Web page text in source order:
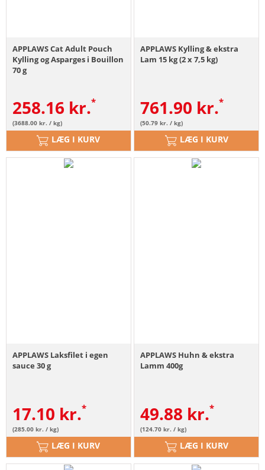
APPLAWS Cat Adult Pouch
Kylling og Asparges i Bouillon
70 g
258.16 kr.
(3688.00 kr. / kg)
LÆG I KURV
APPLAWS Kylling & ekstra
Lam 15 kg (2 x 7,5 kg)
761.90 kr.
(50.79 kr. / kg)
LÆG I KURV
APPLAWS Laksfilet i egen
sauce 30 g
17.10 kr.
(285.00 kr. / kg)
LÆG I KURV
APPLAWS Huhn & ekstra
Lamm 400g
49.88 kr.
(124.70 kr. / kg)
LÆG I KURV